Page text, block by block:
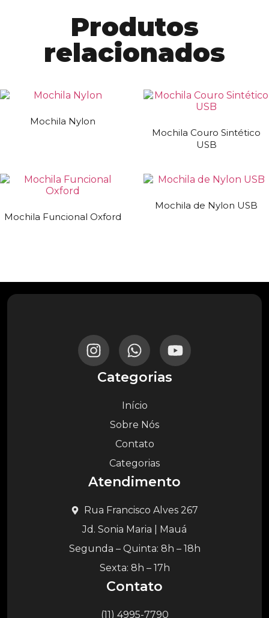
Produtos
relacionados
Mochila Nylon
Mochila Couro Sintético
USB
Mochila Funcional Oxford
Mochila de Nylon USB
Categorias
Início
Sobre Nós
Contato
Categorias
Atendimento
Rua Francisco Alves 267
Jd. Sonia Maria | Mauá
Segunda – Quinta: 8h – 18h
Sexta: 8h – 17h
Contato
(11) 4995-7790